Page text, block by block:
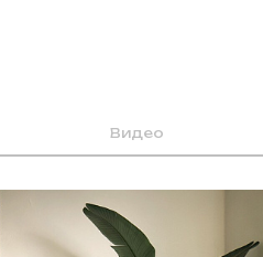
Видео